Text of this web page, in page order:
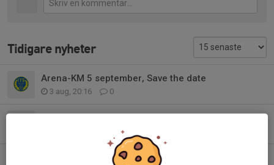
Tidigare nyheter
Arena-KM 5 september, Save the date
3 aug, 20:16 0
Sommarträning juli